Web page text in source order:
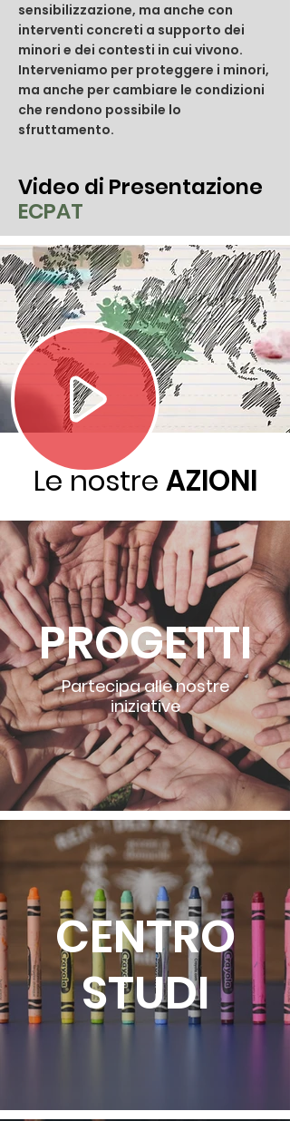
Le nostre AZIONI
PROGETTI
Partecipa alle nostre
iniziative
CENTRO
STUDI
sensibilizzazione, ma anche con
interventi concreti a supporto dei
minori e dei contesti in cui vivono.
Interveniamo per proteggere i minori,
ma anche per cambiare le condizioni
che rendono possibile lo
sfruttamento.
Video di Presentazione
ECPAT